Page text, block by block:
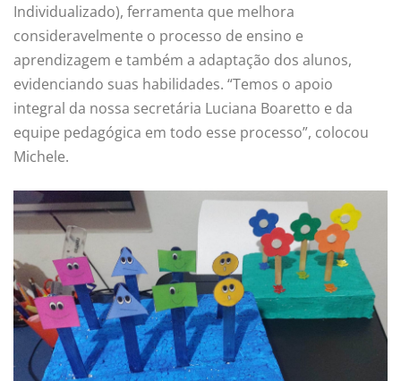
Individualizado), ferramenta que melhora
consideravelmente o processo de ensino e
aprendizagem e também a adaptação dos alunos,
evidenciando suas habilidades. “Temos o apoio
integral da nossa secretária Luciana Boaretto e da
equipe pedagógica em todo esse processo”, colocou
Michele.